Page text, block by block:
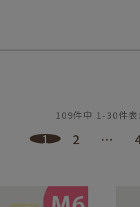
109件中 1-30件表
1 2 …